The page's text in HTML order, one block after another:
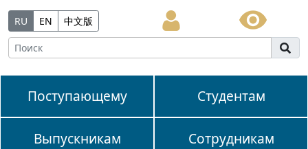
RU EN 中文版
Поступающему Студентам
Выпускникам Сотрудникам